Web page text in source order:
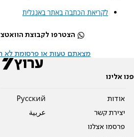
לקריאת הכתבה באתר באנגלית
הצטרפו לקבוצת
מצאתם טעות או פרסומת לא
פנו אלינו
אודות
יצירת קשר
פרסמו אצלנו
Pусский
عربية